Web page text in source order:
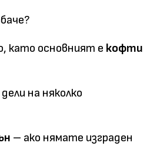
като основният е кофти
на няколко
– ако нямате изграден